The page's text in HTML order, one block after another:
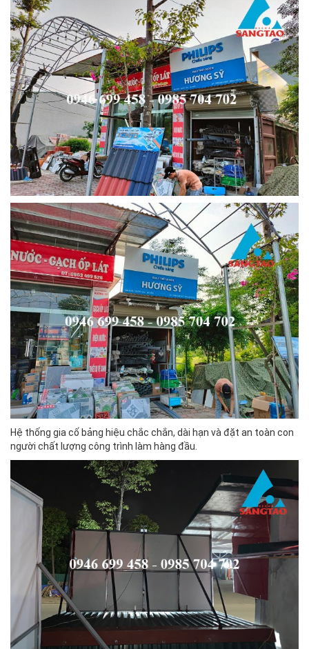
Hệ thống gia cố bảng hiệu chắc chắn, dài hạn và đặt an toàn con
người chất lượng công trình làm hàng đầu.